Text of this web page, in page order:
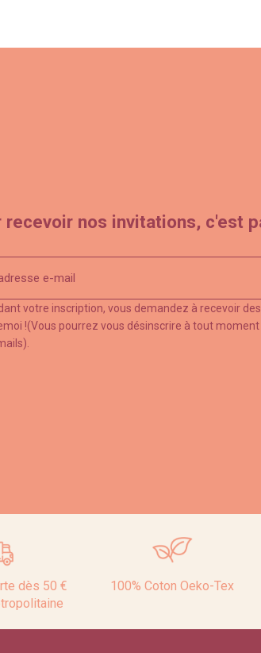
recevoir nos invitations, c'est
votre inscription, vous demandez à recevoir
!(Vous pourrez vous désinscrire à tout
dès 50 €
100% Coton Oeko-Tex